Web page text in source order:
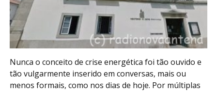
Nunca o conceito de crise energética foi tão ouvido e
tão vulgarmente inserido em conversas, mais ou
menos formais, como nos dias de hoje. Por múltiplas